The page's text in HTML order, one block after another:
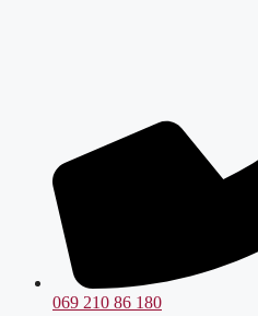
069 210 86 180